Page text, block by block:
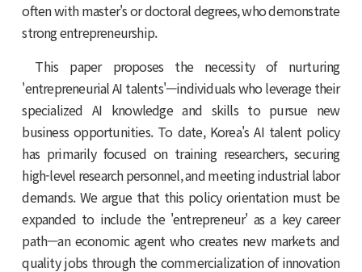
often with master's or doctoral degrees, who demonstrate
strong entrepreneurship.
This paper proposes the necessity of nurturing
'entrepreneurial AI talents'—individuals who leverage their
specialized AI knowledge and skills to pursue new
business opportunities. To date, Korea's AI talent policy
has primarily focused on training researchers, securing
high-level research personnel, and meeting industrial labor
demands. We argue that this policy orientation must be
expanded to include the 'entrepreneur' as a key career
path—an economic agent who creates new markets and
quality jobs through the commercialization of innovation